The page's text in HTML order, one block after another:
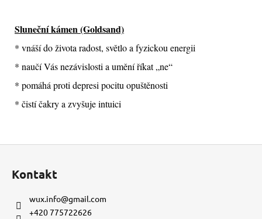
Sluneční kámen (Goldsand)
* vnáší do života radost, světlo a fyzickou energii
* naučí Vás nezávislosti a umění říkat „ne“
* pomáhá proti depresi pocitu opuštěnosti
* čistí čakry a zvyšuje intuici
Kontakt
wux.info@gmail.com
+420 775722626